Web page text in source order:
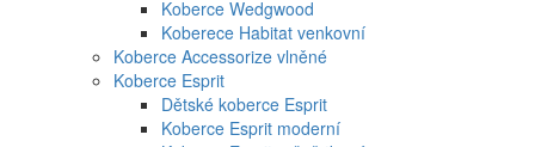
Koberce Wedgwood
Koberece Habitat venkovní
Koberce Accessorize vlněné
Koberce Esprit
Dětské koberce Esprit
Koberce Esprit moderní